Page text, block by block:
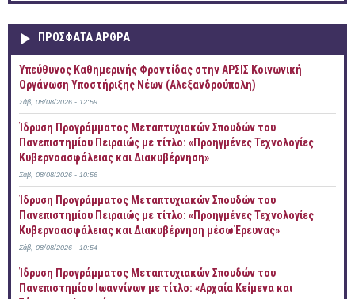
ΠΡOΣΦΑΤΑ AΡΘΡΑ
Yπεύθυνος Καθημερινής Φροντίδας στην ΑΡΣΙΣ Κοινωνική
Οργάνωση Υποστήριξης Νέων (Αλεξανδρούπολη)
Σάβ, 08/08/2026 - 12:59
Ίδρυση Προγράμματος Μεταπτυχιακών Σπουδών του
Πανεπιστημίου Πειραιώς με τίτλο: «Προηγμένες Τεχνολογίες
Κυβερνοασφάλειας και Διακυβέρνηση»
Σάβ, 08/08/2026 - 10:56
Ίδρυση Προγράμματος Μεταπτυχιακών Σπουδών του
Πανεπιστημίου Πειραιώς με τίτλο: «Προηγμένες Τεχνολογίες
Κυβερνοασφάλειας και Διακυβέρνηση μέσω Έρευνας»
Σάβ, 08/08/2026 - 10:54
Ίδρυση Προγράμματος Μεταπτυχιακών Σπουδών του
Πανεπιστημίου Ιωαννίνων με τίτλο: «Αρχαία Κείμενα και